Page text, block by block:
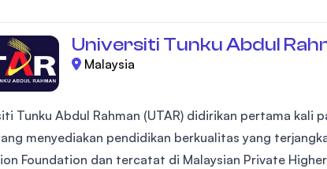
Universiti Tunku Abdul
Malaysia
Tunku Abdul Rahman (UTAR) didirikan pertama
menyediakan pendidikan berkualitas yang
Foundation dan tercatat di Malaysian Private